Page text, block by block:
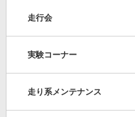
走行会
実験コーナー
走り系メンテナンス